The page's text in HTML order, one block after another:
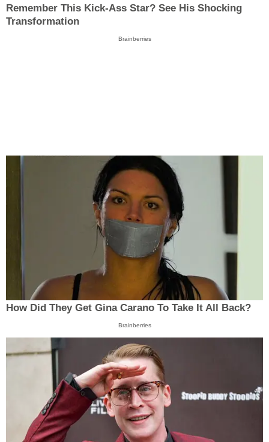
Remember This Kick-Ass Star? See His Shocking
Transformation
Brainberries
How Did They Get Gina Carano To Take It All Back?
Brainberries